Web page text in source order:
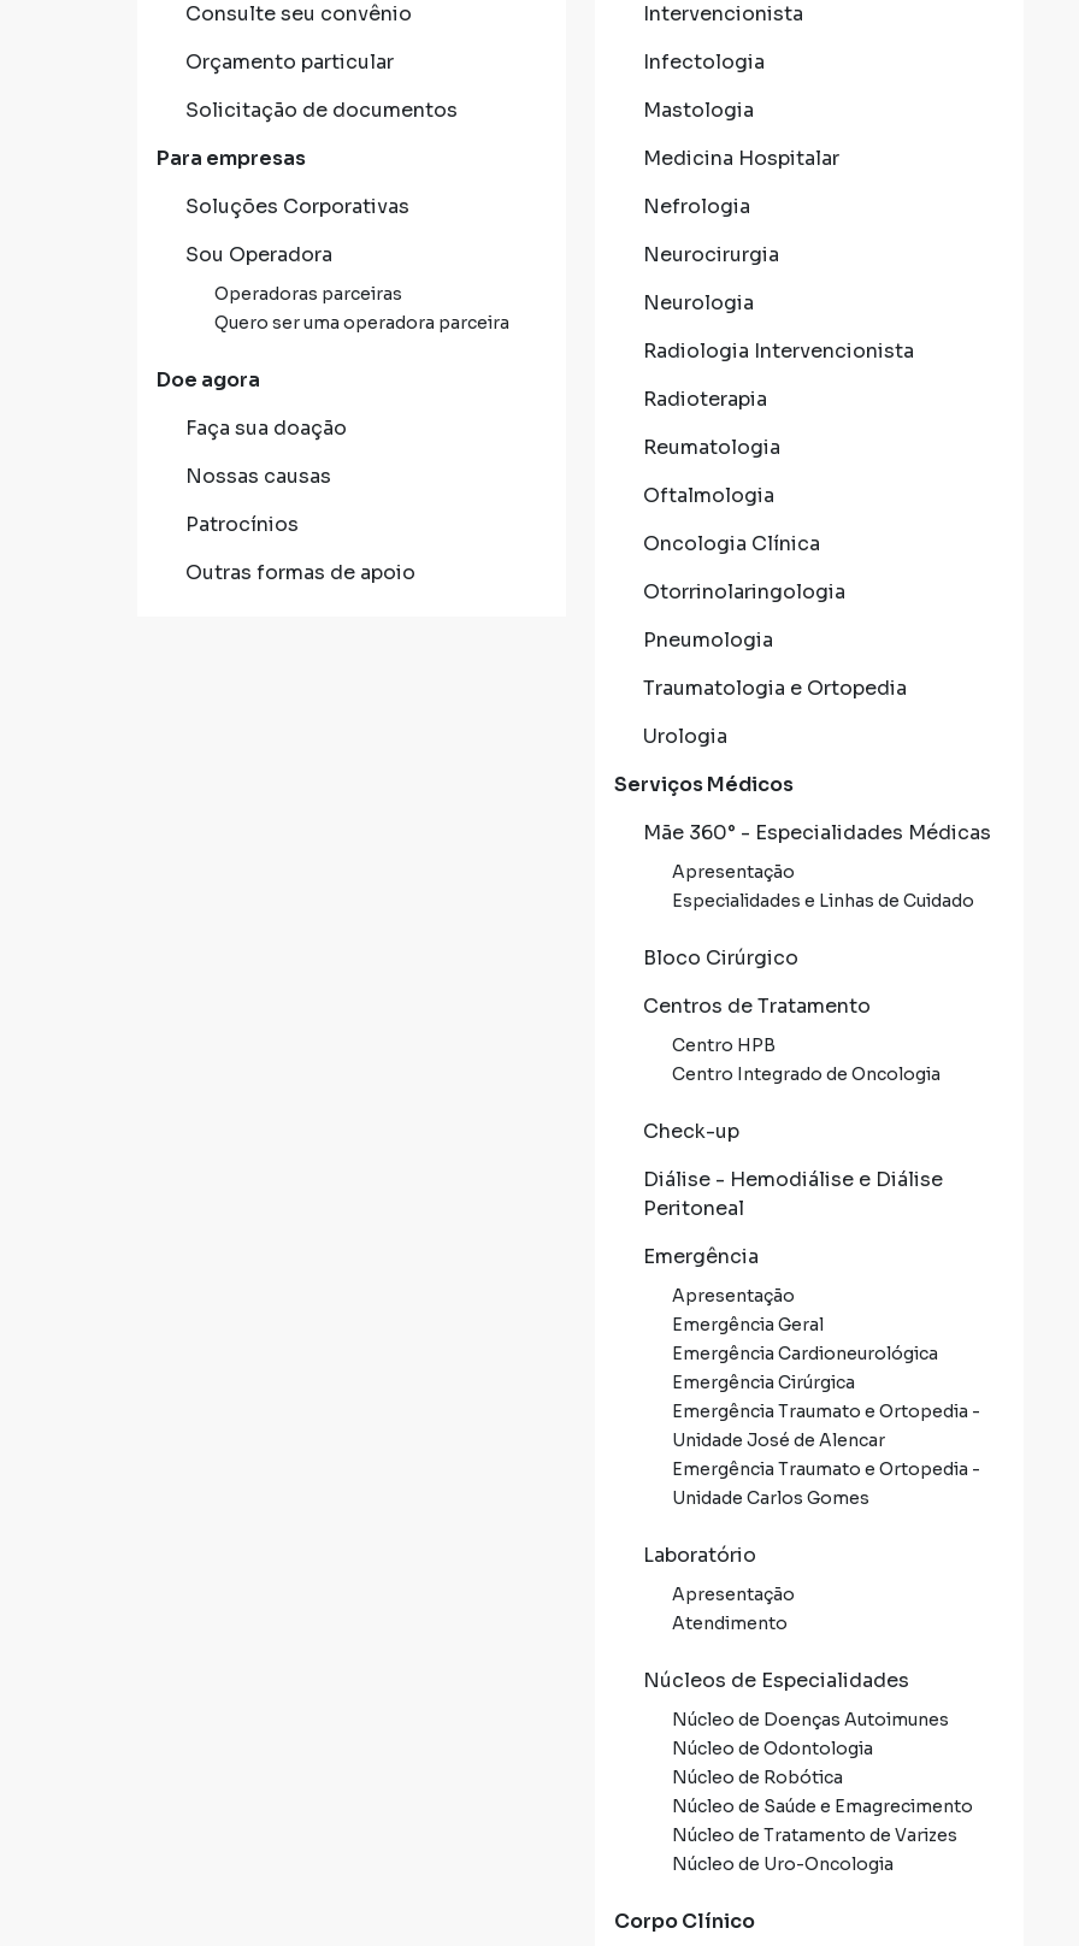
Consulte seu convênio
Orçamento particular
Solicitação de documentos
Para empresas
Soluções Corporativas
Sou Operadora
Operadoras parceiras
Quero ser uma operadora parceira
Doe agora
Faça sua doação
Nossas causas
Patrocínios
Outras formas de apoio
Intervencionista
Infectologia
Mastologia
Medicina Hospitalar
Nefrologia
Neurocirurgia
Neurologia
Radiologia Intervencionista
Radioterapia
Reumatologia
Oftalmologia
Oncologia Clínica
Otorrinolaringologia
Pneumologia
Traumatologia e Ortopedia
Urologia
Serviços Médicos
Mãe 360° - Especialidades Médicas
Apresentação
Especialidades e Linhas de Cuidado
Bloco Cirúrgico
Centros de Tratamento
Centro HPB
Centro Integrado de Oncologia
Check-up
Diálise - Hemodiálise e Diálise
Peritoneal
Emergência
Apresentação
Emergência Geral
Emergência Cardioneurológica
Emergência Cirúrgica
Emergência Traumato e Ortopedia -
Unidade José de Alencar
Emergência Traumato e Ortopedia -
Unidade Carlos Gomes
Laboratório
Apresentação
Atendimento
Núcleos de Especialidades
Núcleo de Doenças Autoimunes
Núcleo de Odontologia
Núcleo de Robótica
Núcleo de Saúde e Emagrecimento
Núcleo de Tratamento de Varizes
Núcleo de Uro-Oncologia
Corpo Clínico